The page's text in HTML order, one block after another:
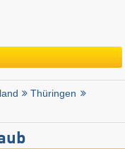
Thüringen